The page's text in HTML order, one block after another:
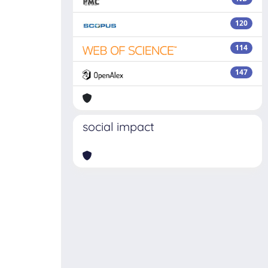
120
114
147
social impact